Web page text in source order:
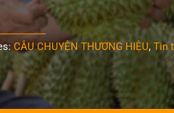
CÂU CHUYỆN THƯƠNG HIỆU, Tin